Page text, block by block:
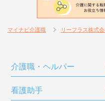
マイナビ介護職 リーフラス株式
介護職・ヘルパー
看護助手